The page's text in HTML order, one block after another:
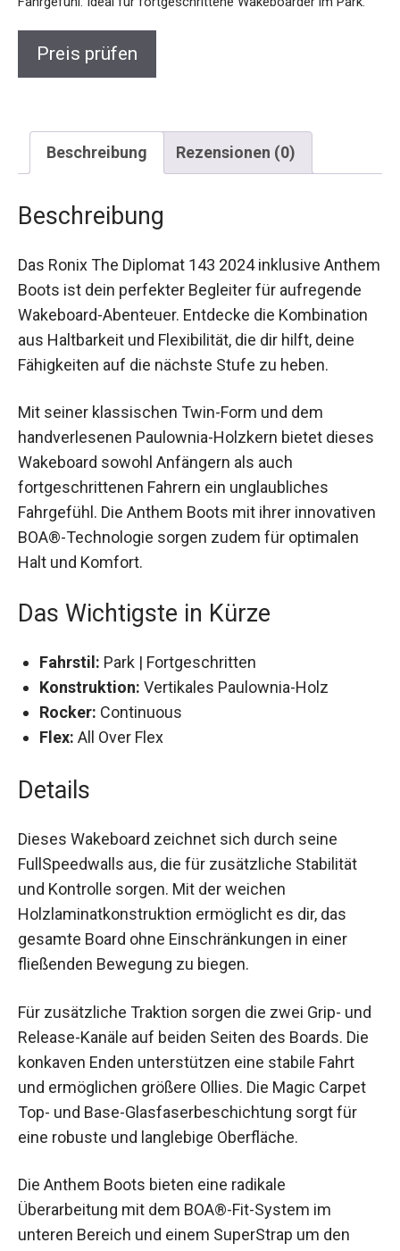
Preis prüfen
Beschreibung Rezensionen (0)
Beschreibung
Anthem Boots ist dein perfekter Begleiter für
aufregende Wakeboard-Abenteuer. Entdecke die
Kombination aus Haltbarkeit und Flexibilität, die
dir hilft, deine Fähigkeiten auf die nächste Stufe
zu heben.
Mit seiner klassischen Twin-Form und dem
handverlesenen Paulownia-Holzkern bietet
dieses Wakeboard sowohl Anfängern als auch
fortgeschrittenen Fahrern ein unglaubliches
Fahrgefühl. Die Anthem Boots mit ihrer
innovativen BOA®-Technologie sorgen zudem
für optimalen Halt und Komfort.
Das Wichtigste in Kürze
Fahrstil: Park | Fortgeschritten
Konstruktion: Vertikales Paulownia-Holz
Rocker: Continuous
Flex: All Over Flex
Details
Dieses Wakeboard zeichnet sich durch seine
FullSpeedwalls aus, die für zusätzliche Stabilität
und Kontrolle sorgen. Mit der weichen
Holzlaminatkonstruktion ermöglicht es dir, das
gesamte Board ohne Einschränkungen in einer
fließenden Bewegung zu biegen.
Für zusätzliche Traktion sorgen die zwei Grip-
und Release-Kanäle auf beiden Seiten des
Boards. Die konkaven Enden unterstützen eine
stabile Fahrt und ermöglichen größere Ollies. Die
Magic Carpet Top- und Base-
Glasfaserbeschichtung sorgt für eine robuste
Die Anthem Boots bieten eine radikale
Überarbeitung mit dem BOA®-Fit-System im